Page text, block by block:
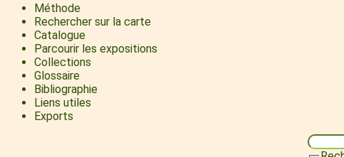
Méthode
Rechercher sur la carte
Catalogue
Parcourir les expositions
Collections
Glossaire
Bibliographie
Liens utiles
Exports